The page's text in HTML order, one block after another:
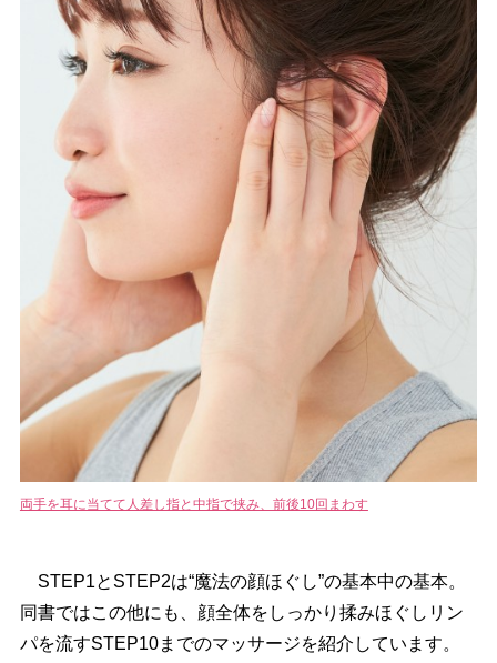
両手を耳に当てて人差し指と中指で挟み、前後10回まわす
STEP1とSTEP2は“魔法の顔ほぐし”の基本中の基本。
同書ではこの他にも、顔全体をしっかり揉みほぐしリン
パを流すSTEP10までのマッサージを紹介しています。